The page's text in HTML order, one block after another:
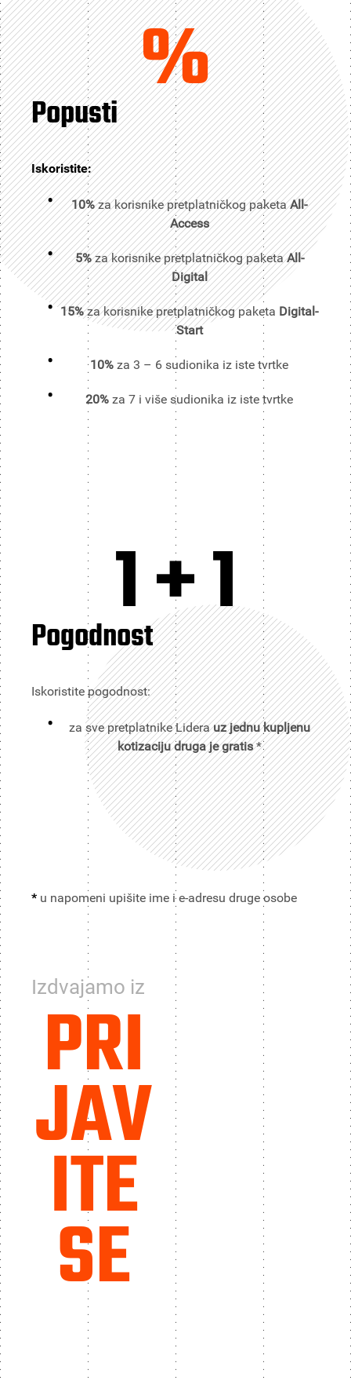
%
Popusti
Iskoristite:
10%za korisnike pretplatničkog paketaAll-
Access
5%za korisnike pretplatničkog paketaAll-
Digital
15%za korisnike pretplatničkog paketa Digital-
Start
10% za 3 – 6 sudionika iz iste tvrtke
20% za 7 i više sudionika iz iste tvrtke
1 + 1
Pogodnost
Iskoristite pogodnost:
za sve pretplatnike Liderauz jednu kupljenu
kotizaciju druga je gratis*
* u napomeni upišite ime i e-adresu druge osobe
Izdvajamo iz
PRI
JAV
ITE
SE